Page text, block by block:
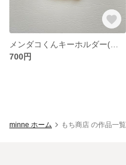
700円
minne ホーム もち商店 の作品一覧